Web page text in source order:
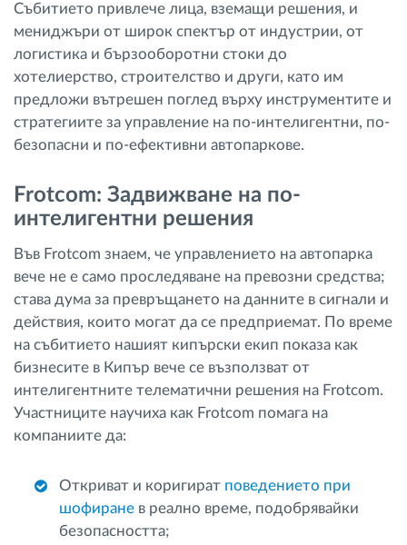
Събитието привлече лица, вземащи решения, и
мениджъри от широк спектър от индустрии, от
логистика и бързооборотни стоки до
хотелиерство, строителство и други, като им
предложи вътрешен поглед върху инструментите и
стратегиите за управление на по-интелигентни, по-
безопасни и по-ефективни автопаркове.
Frotcom: Задвижване на по-
интелигентни решения
Във Frotcom знаем, че управлението на автопарка
вече не е само проследяване на превозни средства;
става дума за превръщането на данните в сигнали и
действия, които могат да се предприемат. По време
на събитието нашият кипърски екип показа как
бизнесите в Кипър вече се възползват от
интелигентните телематични решения на Frotcom.
Участниците научиха как Frotcom помага на
компаниите да:
Откриват и коригират поведението при
шофиране в реално време, подобрявайки
безопасността;